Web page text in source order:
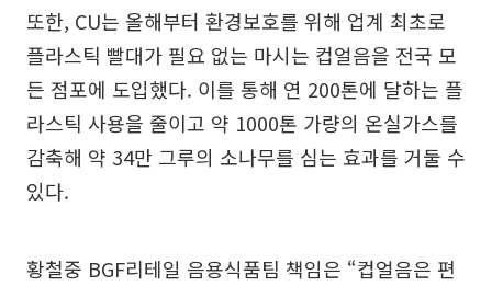
또한, CU는 올해부터 환경보호를 위해 업계 최초로
플라스틱 빨대가 필요 없는 마시는 컵얼음을 전국 모
든 점포에 도입했다. 이를 통해 연 200톤에 달하는 플
라스틱 사용을 줄이고 약 1000톤 가량의 온실가스를
감축해 약 34만 그루의 소나무를 심는 효과를 거둘 수
있다.
황철중 BGF리테일 음용식품팀 책임은 “컵얼음은 편